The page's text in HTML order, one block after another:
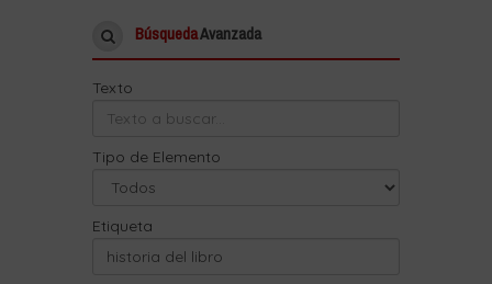
BúsquedaAvanzada
Texto
Tipo de Elemento
Etiqueta